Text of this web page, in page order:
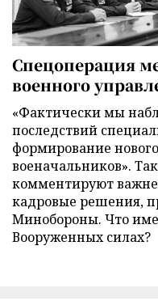
Спецоперация
военного
«Фактически мы
последствий
формирование
военачальников».
комментируют
кадровые решения,
Минобороны. Что
Вооруженных силах?